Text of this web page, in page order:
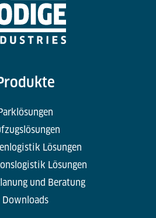
Lösungen
Lösungen
und Beratung
Downloads